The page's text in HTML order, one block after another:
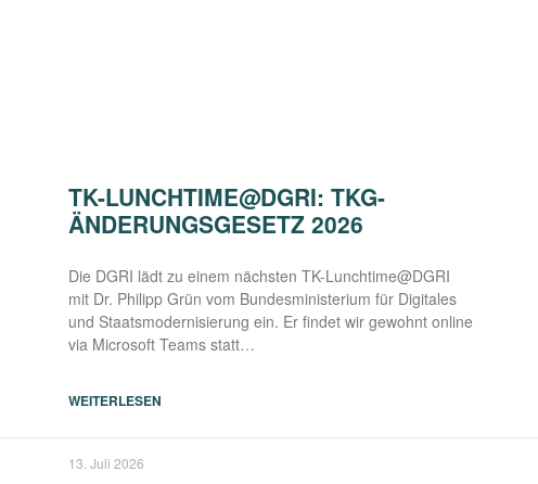
TK-LUNCHTIME@DGRI: TKG-
ÄNDERUNGSGESETZ 2026
Die DGRI lädt zu einem nächs­ten TK-Lunchtime@DGRI
mit Dr. Phil­ipp Grün vom Bun­des­mi­nis­te­ri­um für Digi­ta­les
und Staats­mo­der­ni­sie­rung ein. Er fin­det wir gewohnt online
via Micro­soft Teams statt…
WEITERLESEN
13. Juli 2026